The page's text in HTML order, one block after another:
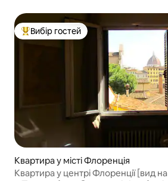
Топ вибір гостей
Вибір гостей
Квартира у місті Флоренція
Квартира у центрі Флоренції [вид